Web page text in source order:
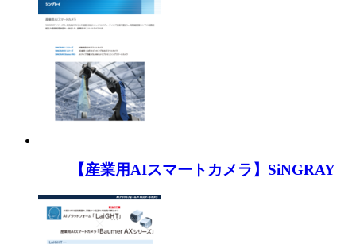
【産業用AIスマートカメラ】SiNGRAY